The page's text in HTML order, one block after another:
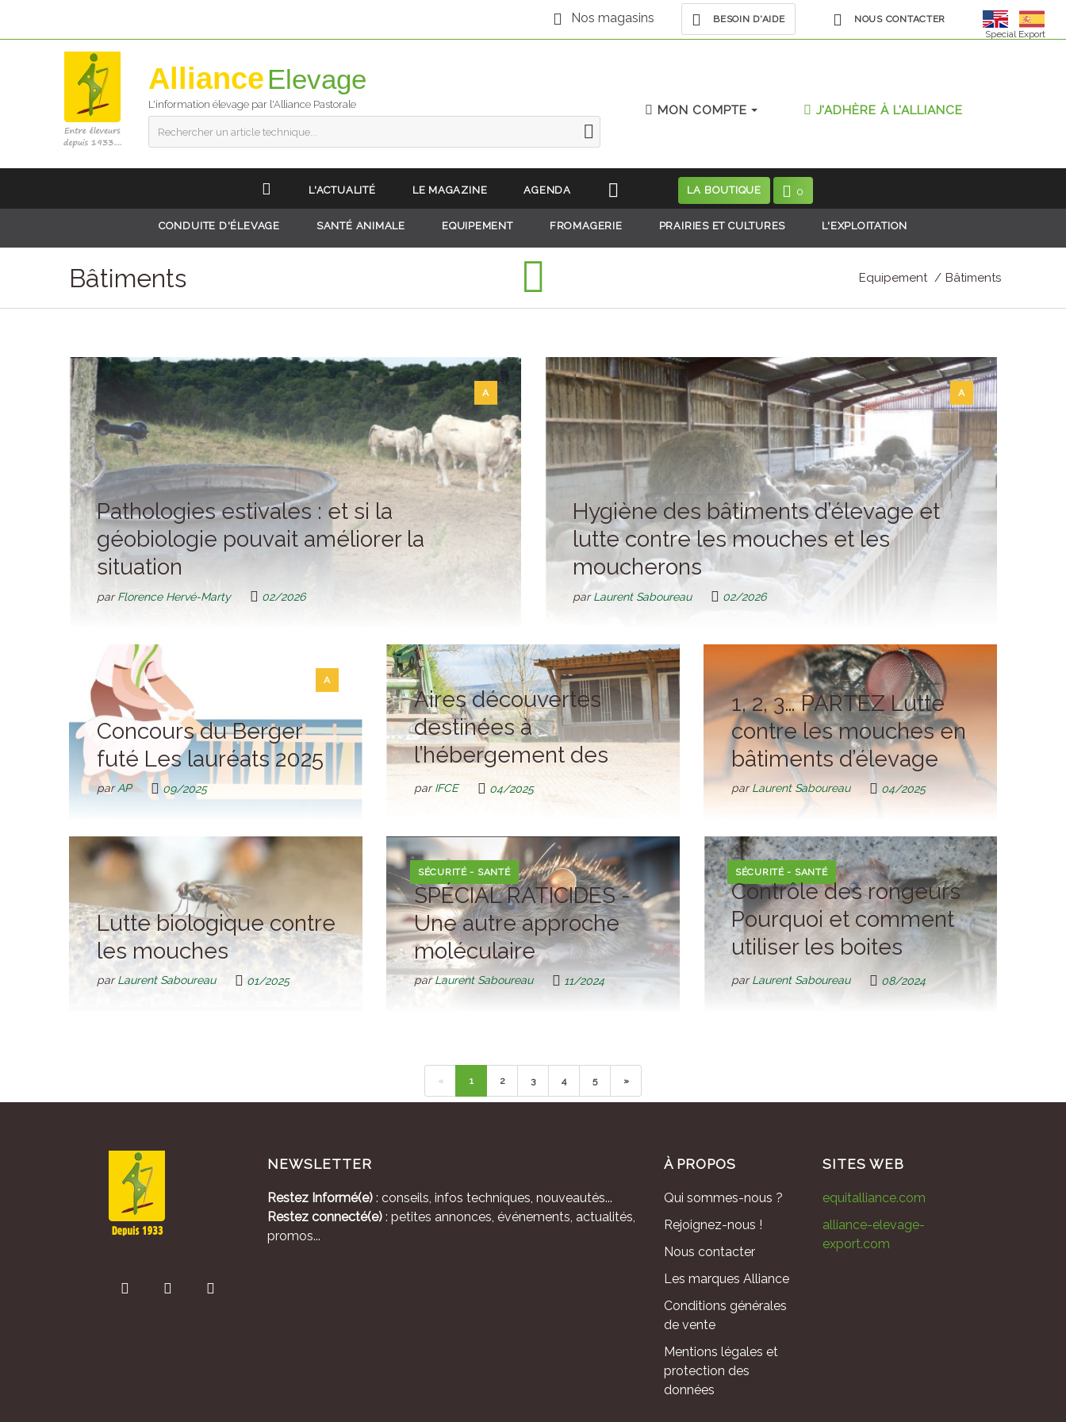
Nos magasins BESOIN D'AIDE
NOUS CONTACTER
Special Export
Alliance
L'information élevage par l'Alliance Pastorale
Rechercher un article technique...
MON COMPTE J'ADHÈRE À L'ALLIANCE
L'ACTUALITÉ LE MAGAZINE AGENDA LA BOUTIQUE 0
CONDUITE D'ÉLEVAGE SANTÉ ANIMALE EQUIPEMENT FROMAGERIE PRAIRIES ET CULTURES L'EXPLOITATION
Bâtiments Equipement Bâtiments
A
Pathologies estivales : et si la
géobiologie pouvait améliorer la
situation
parFlorence Hervé-Marty 02/2026
A
Hygiène des bâtiments d’élevage et
lutte contre les mouches et les
moucherons
parLaurent Saboureau 02/2026
A
Concours du Berger
futé Les lauréats 2025
parAP 09/2025
Aires découvertes
destinées à
l’hébergement des
chevaux : quelles sont
les règles à respecter ?
parIFCE 04/2025
1, 2, 3… PARTEZ Lutte
contre les mouches en
bâtiments d’élevage
parLaurent Saboureau 04/2025
Lutte biologique contre
les mouches
parLaurent Saboureau 01/2025
SÉCURITÉ - SANTÉ
SPÉCIAL RATICIDES -
Une autre approche
moléculaire
parLaurent Saboureau 11/2024
SÉCURITÉ - SANTÉ
Contrôle des rongeurs
Pourquoi et comment
utiliser les boites
d’appâtage
sécurisées ?
parLaurent Saboureau 08/2024
« 1 2 3 4 5 »
À PROPOS
Qui sommes-nous ?
Rejoignez-nous !
Nous contacter
Les marques Alliance
Conditions générales
de vente
Mentions légales et
protection des
données
SITES WEB
equitalliance.com
alliance-elevage-
export.com
NEWSLETTER
Restez Informé(e) : conseils, infos techniques, nouveautés...
Restez connecté(e) : petites annonces, événements, actualités,
promos...